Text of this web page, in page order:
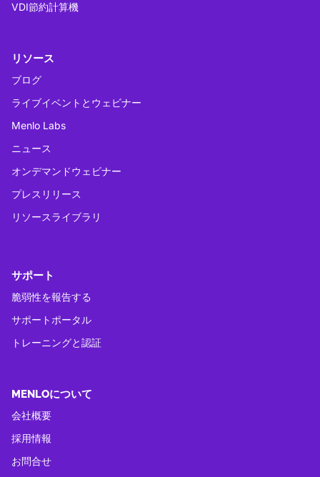
VDI節約計算機
リソース
ブログ
ライブイベントとウェビナー
Menlo Labs
ニュース
オンデマンドウェビナー
プレスリリース
リソースライブラリ
サポート
脆弱性を報告する
サポートポータル
トレーニングと認証
MENLOについて
会社概要
採用情報
お問合せ